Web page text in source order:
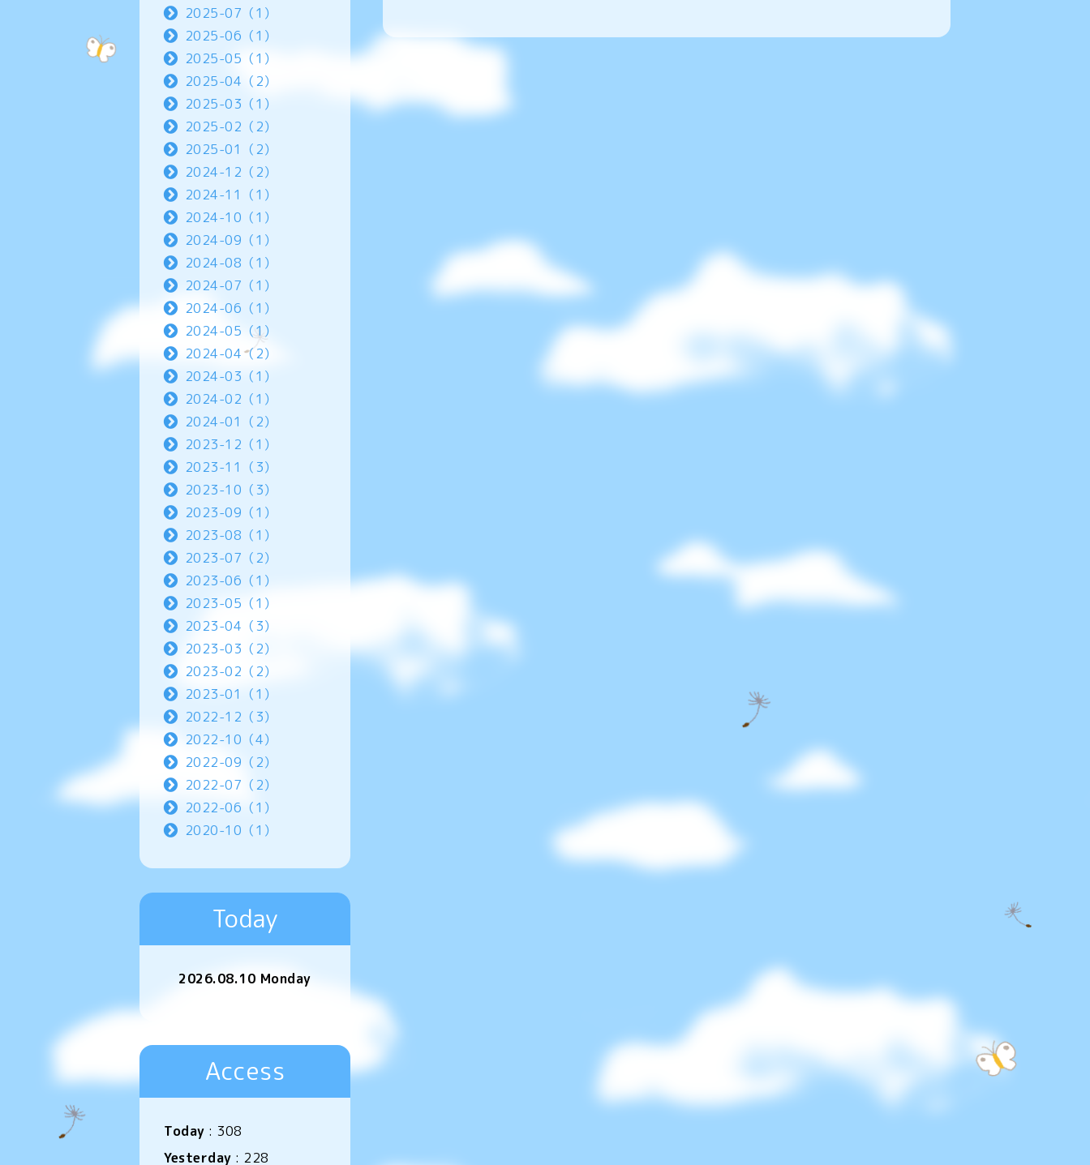
2025-07（1）
2025-06（1）
2025-05（1）
2025-04（2）
2025-03（1）
2025-02（2）
2025-01（2）
2024-12（2）
2024-11（1）
2024-10（1）
2024-09（1）
2024-08（1）
2024-07（1）
2024-06（1）
2024-05（1）
2024-04（2）
2024-03（1）
2024-02（1）
2024-01（2）
2023-12（1）
2023-11（3）
2023-10（3）
2023-09（1）
2023-08（1）
2023-07（2）
2023-06（1）
2023-05（1）
2023-04（3）
2023-03（2）
2023-02（2）
2023-01（1）
2022-12（3）
2022-10（4）
2022-09（2）
2022-07（2）
2022-06（1）
2020-10（1）
Today
2026.08.10 Monday
Access
Today : 308
Yesterday : 228